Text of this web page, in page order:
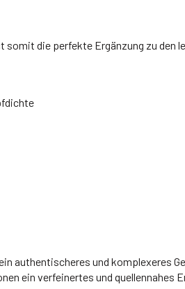
die perfekte Ergänzung zu den
authentischeres und komplexeres
ein verfeinertes und quellennahes